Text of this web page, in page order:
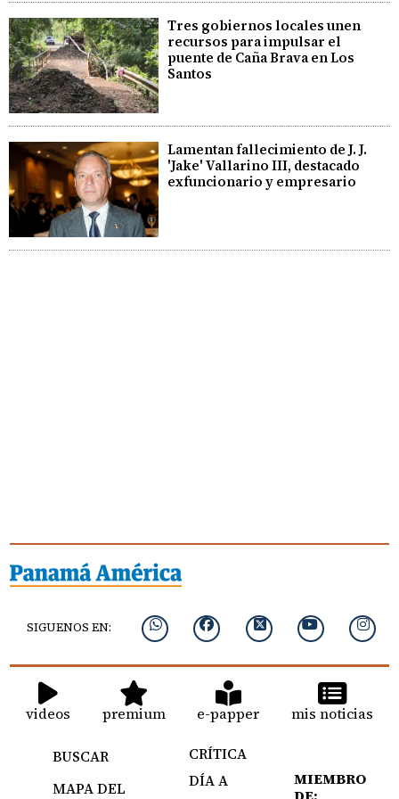
Tres gobiernos locales unen
recursos para impulsar el
puente de Caña Brava en Los
Santos
Lamentan fallecimiento de J. J.
'Jake' Vallarino III, destacado
exfuncionario y empresario
SIGUENOS EN:
videos premium e-papper mis noticias
BUSCAR
MAPA DEL
CRÍTICA
DÍA A
MIEMBRO